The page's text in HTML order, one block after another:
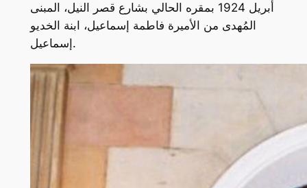
أبريل 1924 بمقره الحالي بشارع قصر النيل، المبنى
المُهدى من الأميرة فاطمة إسماعيل، ابنة الخديو
إسماعيل.